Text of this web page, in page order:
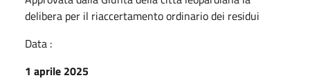
delibera per il riaccertamento ordinario dei residui
Data :
1 aprile 2025